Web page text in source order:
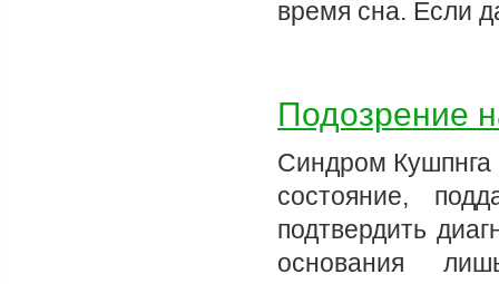
время сна. Если
Подозрение
Синдром Кушпнга
состояние,
подтвердить
основания